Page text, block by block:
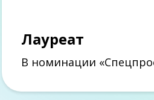
В номинации
Лауреат